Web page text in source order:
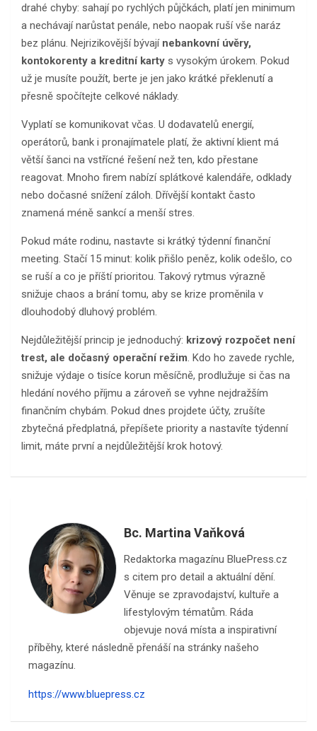
drahé chyby: sahají po rychlých půjčkách, platí jen minimum
a nechávají narůstat penále, nebo naopak ruší vše naráz
bez plánu. Nejrizikovější bývají nebankovní úvěry,
kontokorenty a kreditní karty s vysokým úrokem. Pokud
už je musíte použít, berte je jen jako krátké překlenutí a
přesně spočítejte celkové náklady.
Vyplatí se komunikovat včas. U dodavatelů energií,
operátorů, bank i pronajímatele platí, že aktivní klient má
větší šanci na vstřícné řešení než ten, kdo přestane
reagovat. Mnoho firem nabízí splátkové kalendáře, odklady
nebo dočasné snížení záloh. Dřívější kontakt často
znamená méně sankcí a menší stres.
Pokud máte rodinu, nastavte si krátký týdenní finanční
meeting. Stačí 15 minut: kolik přišlo peněz, kolik odešlo, co
se ruší a co je příští prioritou. Takový rytmus výrazně
snižuje chaos a brání tomu, aby se krize proměnila v
dlouhodobý dluhový problém.
Nejdůležitější princip je jednoduchý: krizový rozpočet není
trest, ale dočasný operační režim. Kdo ho zavede rychle,
snižuje výdaje o tisíce korun měsíčně, prodlužuje si čas na
hledání nového příjmu a zároveň se vyhne nejdražším
finančním chybám. Pokud dnes projdete účty, zrušíte
zbytečná předplatná, přepíšete priority a nastavíte týdenní
limit, máte první a nejdůležitější krok hotový.
Bc. Martina Vaňková
Redaktorka magazínu BluePress.cz
s citem pro detail a aktuální dění.
Věnuje se zpravodajství, kultuře a
lifestylovým tématům. Ráda
objevuje nová místa a inspirativní
příběhy, které následně přenáší na stránky našeho
magazínu.
https://www.bluepress.cz